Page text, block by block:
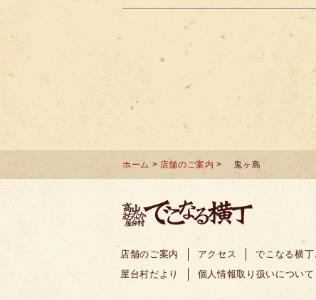
ホーム > 店舗のご案内 > 鬼ヶ島
店舗のご案内 アクセス でこなる横丁
屋台村だより
個人情報取り扱いについて